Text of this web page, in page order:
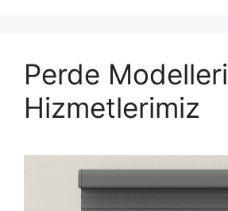
Perde Modelleri
Hizmetlerimiz